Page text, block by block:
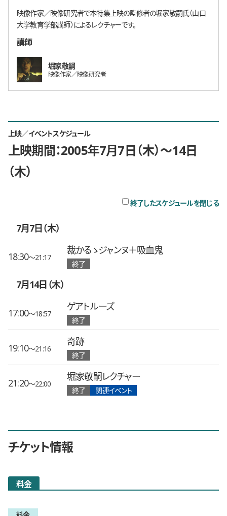
映像作家／映像研究者で本特集上映の監修者の堀家敬嗣氏（山口
大学教育学部講師）によるレクチャーです。
講師
堀家敬嗣
映像作家／映像研究者
上映／イベントスケジュール
上映期間：2005年7月7日（木）〜14日
（木）
終了したスケジュールを閉じる
7月7日（木）
18:30〜21:17
裁かるゝジャンヌ＋吸血鬼
終了
7月14日（木）
17:00〜18:57
ゲアトルーズ
終了
19:10〜21:16
奇跡
終了
21:20〜22:00
堀家敬嗣レクチャー
終了 関連イベント
チケット情報
料金